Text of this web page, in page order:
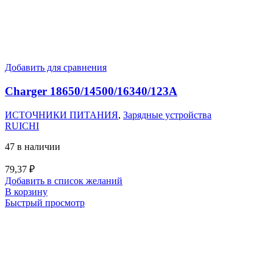
Добавить для сравнения
Charger 18650/14500/16340/123A
ИСТОЧНИКИ ПИТАНИЯ, Зарядные устройства
RUICHI
47 в наличии
79,37 ₽
Добавить в список желаний
В корзину
Быстрый просмотр